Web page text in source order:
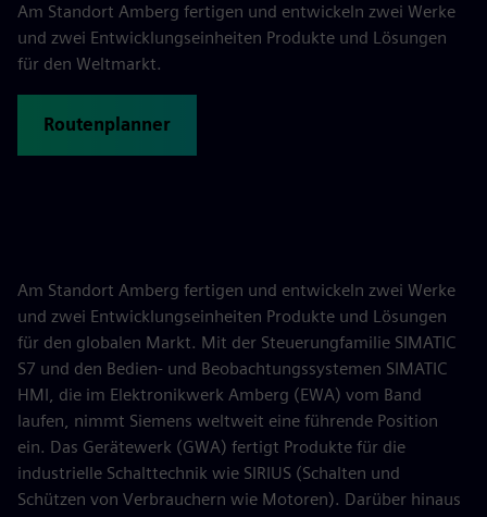
Am Standort Amberg fertigen und entwickeln zwei Werke
und zwei Entwicklungseinheiten Produkte und Lösungen
für den Weltmarkt.
Routenplanner
Am Standort Amberg fertigen und entwickeln zwei Werke
und zwei Entwicklungseinheiten Produkte und Lösungen
für den globalen Markt. Mit der Steuerungfamilie SIMATIC
S7 und den Bedien- und Beobachtungssystemen SIMATIC
HMI, die im Elektronikwerk Amberg (EWA) vom Band
laufen, nimmt Siemens weltweit eine führende Position
ein. Das Gerätewerk (GWA) fertigt Produkte für die
industrielle Schalttechnik wie SIRIUS (Schalten und
Schützen von Verbrauchern wie Motoren). Darüber hinaus